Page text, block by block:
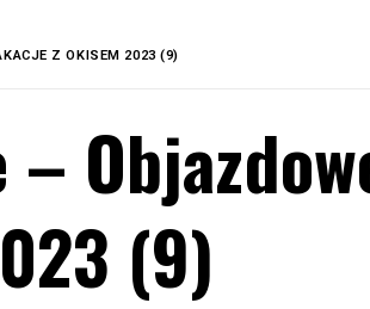
Z OKISEM 2023 (9)
(9)